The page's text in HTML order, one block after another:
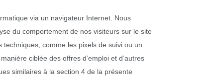
via un navigateur Internet. Nous
du comportement de nos visiteurs sur le site
comme les pixels de suivi ou un
ciblée des offres d’emploi et d’autres
similaires à la section 4 de la présente